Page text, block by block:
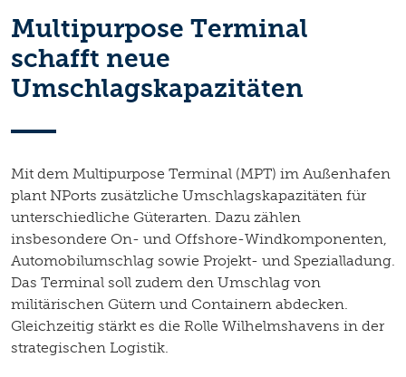
Multipurpose Terminal
schafft neue
Umschlagskapazitäten
Mit dem Multipurpose Terminal (MPT) im Außenhafen
plant NPorts zusätzliche Umschlagskapazitäten für
unterschiedliche Güterarten. Dazu zählen
insbesondere On- und Offshore-Windkomponenten,
Automobilumschlag sowie Projekt- und Spezialladung.
Das Terminal soll zudem den Umschlag von
militärischen Gütern und Containern abdecken.
Gleichzeitig stärkt es die Rolle Wilhelmshavens in der
strategischen Logistik.